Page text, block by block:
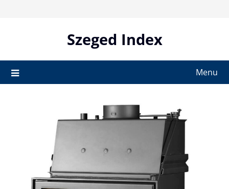
Szeged Index
Menu